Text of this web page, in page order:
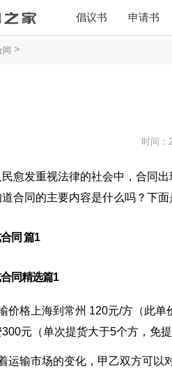
倡议书 申请书
同 >
时间：
愈发重视法律的社会中，合同
合同的主要内容是什么吗？下
同 篇1
同精选篇1
价格上海到常州 120元/方（此
元（单次提货大于5个方，免
运输市场的变化，甲乙双方可以